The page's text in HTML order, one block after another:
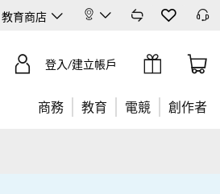
教育商店
登入/建立帳戶
商務 教育 電競 創作者